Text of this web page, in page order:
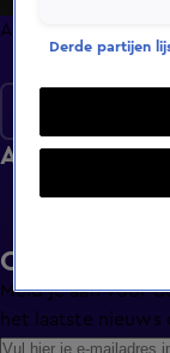
Afleveringen
Afleveringen
Ontvang de
Meld je aan voor
het laatste nieuws
Derde partijen